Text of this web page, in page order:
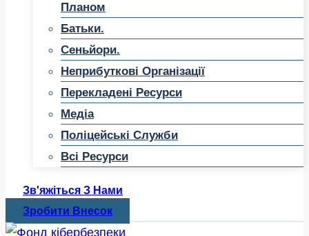
Планом
Батьки.
Сеньйори.
Неприбуткові Організації
Перекладені Ресурси
Медіа
Поліцейські Служби
Всі Ресурси
Зв'яжіться З Нами
Зробити Внесок